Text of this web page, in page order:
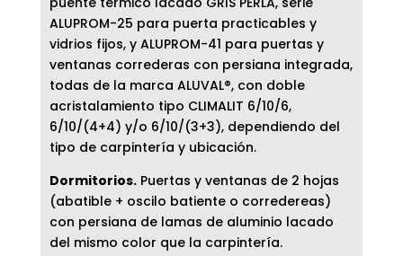
ALUPROM-25 para puerta practicables y
vidrios fijos, y ALUPROM-41 para puertas y
ventanas correderas con persiana integrada,
todas de la marca ALUVAL®, con doble
acristalamiento tipo CLIMALIT 6/10/6,
6/10/(4+4) y/o 6/10/(3+3), dependiendo del
tipo de carpintería y ubicación.
Dormitorios.Puertas y ventanas de 2 hojas
(abatible + oscilo batiente o corredereas)
con persiana de lamas de aluminio lacado
del mismo color que la carpintería.